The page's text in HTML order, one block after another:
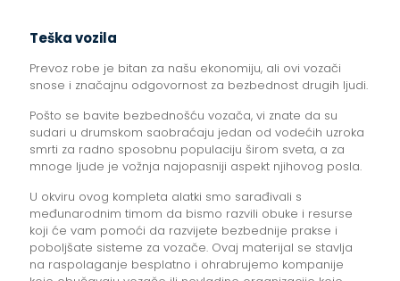
Teška vozila
Prevoz robe je bitan za našu ekonomiju, ali ovi vozači
snose i značajnu odgovornost za bezbednost drugih ljudi.
Pošto se bavite bezbednošću vozača, vi znate da su
sudari u drumskom saobraćaju jedan od vodećih uzroka
smrti za radno sposobnu populaciju širom sveta, a za
mnoge ljude je vožnja najopasniji aspekt njihovog posla.
U okviru ovog kompleta alatki smo sarađivali s
međunarodnim timom da bismo razvili obuke i resurse
koji će vam pomoći da razvijete bezbednije prakse i
poboljšate sisteme za vozače. Ovaj materijal se stavlja
na raspolaganje besplatno i ohrabrujemo kompanije